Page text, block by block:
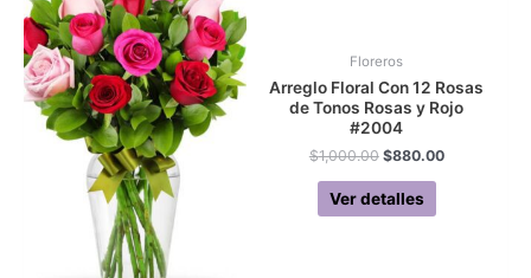
Floreros
Arreglo Floral Con 12 Rosas
de Tonos Rosas y Rojo
#2004
$1,000.00 Original
was:
$1,000.00.
$880.00Current
Ver detalles